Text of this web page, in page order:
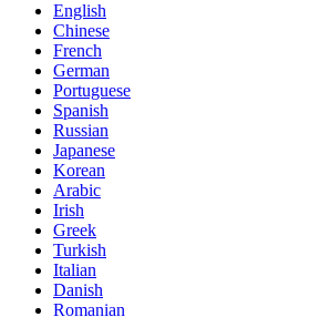
English
Chinese
French
German
Portuguese
Spanish
Russian
Japanese
Korean
Arabic
Irish
Greek
Turkish
Italian
Danish
Romanian